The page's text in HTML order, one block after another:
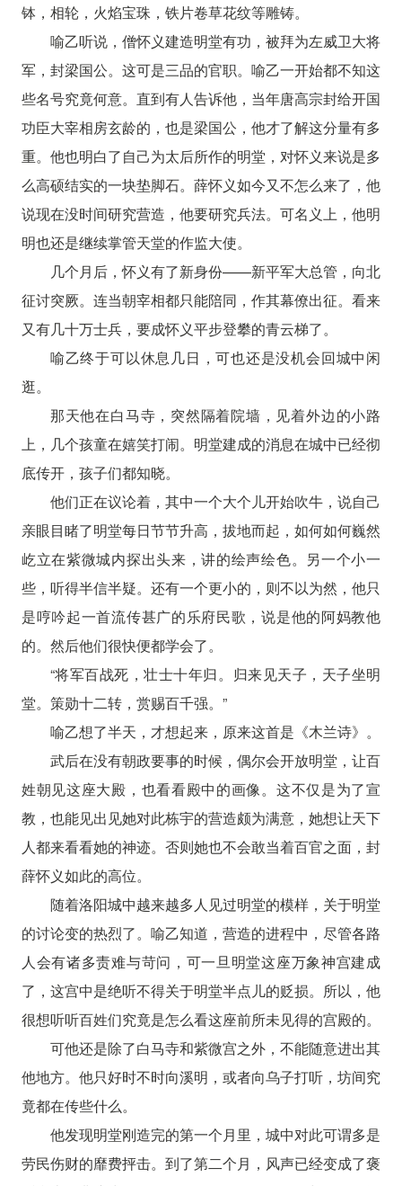
钵，相轮，火焰宝珠，铁片卷草花纹等雕铸。
喻乙听说，僧怀义建造明堂有功，被拜为左威卫大将
军，封梁国公。这可是三品的官职。喻乙一开始都不知这
些名号究竟何意。直到有人告诉他，当年唐高宗封给开国
功臣大宰相房玄龄的，也是梁国公，他才了解这分量有多
重。他也明白了自己为太后所作的明堂，对怀义来说是多
么高硕结实的一块垫脚石。薛怀义如今又不怎么来了，他
说现在没时间研究营造，他要研究兵法。可名义上，他明
明也还是继续掌管天堂的作监大使。
几个月后，怀义有了新身份——新平军大总管，向北
征讨突厥。连当朝宰相都只能陪同，作其幕僚出征。看来
又有几十万士兵，要成怀义平步登攀的青云梯了。
喻乙终于可以休息几日，可也还是没机会回城中闲
逛。
那天他在白马寺，突然隔着院墙，见着外边的小路
上，几个孩童在嬉笑打闹。明堂建成的消息在城中已经彻
底传开，孩子们都知晓。
他们正在议论着，其中一个大个儿开始吹牛，说自己
亲眼目睹了明堂每日节节升高，拔地而起，如何如何巍然
屹立在紫微城内探出头来，讲的绘声绘色。另一个小一
些，听得半信半疑。还有一个更小的，则不以为然，他只
是哼吟起一首流传甚广的乐府民歌，说是他的阿妈教他
的。然后他们很快便都学会了。
“将军百战死，壮士十年归。归来见天子，天子坐明
堂。策勋十二转，赏赐百千强。”
喻乙想了半天，才想起来，原来这首是《木兰诗》。
武后在没有朝政要事的时候，偶尔会开放明堂，让百
姓朝见这座大殿，也看看殿中的画像。这不仅是为了宣
教，也能见出见她对此栋宇的营造颇为满意，她想让天下
人都来看看她的神迹。否则她也不会敢当着百官之面，封
薛怀义如此的高位。
随着洛阳城中越来越多人见过明堂的模样，关于明堂
的讨论变的热烈了。喻乙知道，营造的进程中，尽管各路
人会有诸多责难与苛问，可一旦明堂这座万象神宫建成
了，这宫中是绝听不得关于明堂半点儿的贬损。所以，他
很想听听百姓们究竟是怎么看这座前所未见得的宫殿的。
可他还是除了白马寺和紫微宫之外，不能随意进出其
他地方。他只好时不时向溪明，或者向乌子打听，坊间究
竟都在传些什么。
他发现明堂刚造完的第一个月里，城中对此可谓多是
劳民伤财的靡费抨击。到了第二个月，风声已经变成了褒